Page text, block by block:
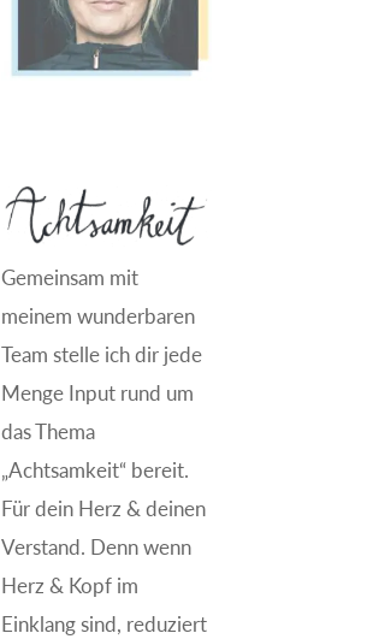
Gemeinsam mit
meinem wunderbaren
Team stelle ich dir jede
Menge Input rund um
das Thema
„Achtsamkeit“ bereit.
Für dein Herz & deinen
Verstand. Denn wenn
Herz & Kopf im
Einklang sind, reduziert